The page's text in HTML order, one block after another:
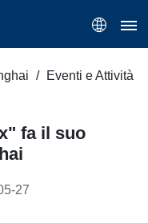
Eventi e Attività
fa il suo
27